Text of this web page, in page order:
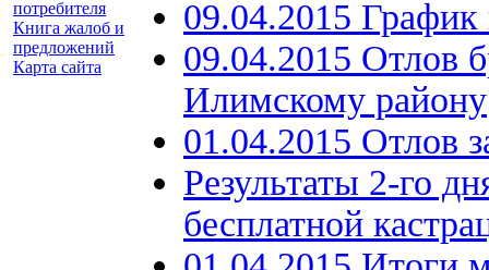
потребителя
Книга жалоб и
предложений
Карта сайта
09.04.2015 График
09.04.2015 Отлов
Илимскому району
01.04.2015 Отлов
Результаты 2-
бесплатной